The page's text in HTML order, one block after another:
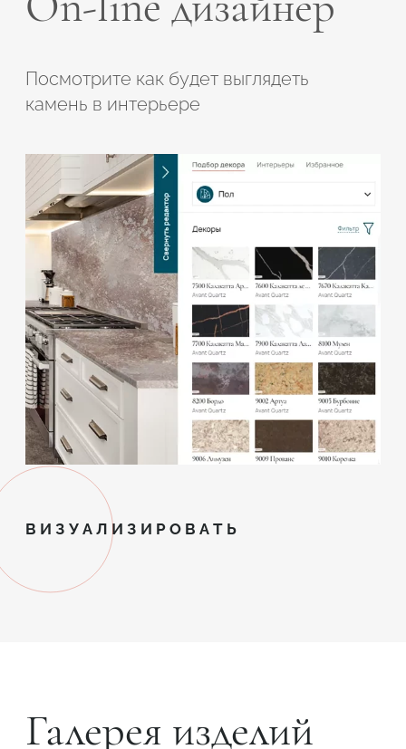
Посмотрите как будет выглядеть
камень в интерьере
ВИЗУАЛИЗИРОВАТЬ
Галерея изделий